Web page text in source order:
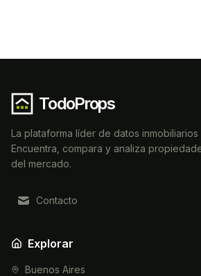
TodoProps
La plataforma líder de datos inmobiliarios
Encuentra, compara y analiza
del mercado.
Contacto
Explorar
Buenos Aires